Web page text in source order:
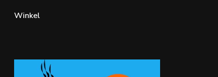
Winkel